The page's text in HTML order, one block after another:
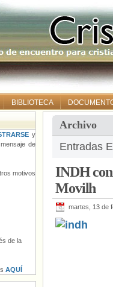
BIBLIOTECA
Archivo
Entradas
INDH
Movilh
martes, 13 de
y
de
motivos
de la
AQUÍ